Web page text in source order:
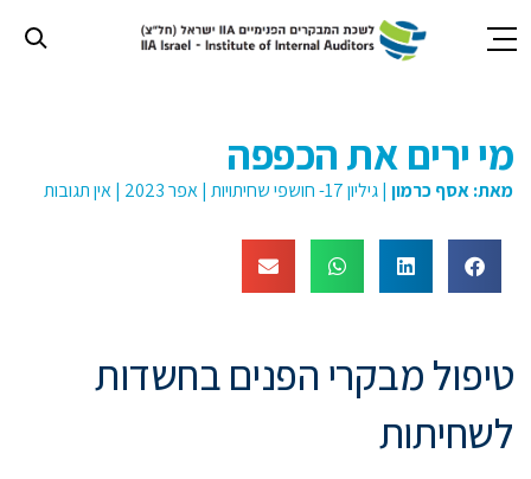
דף
אינטרנט,
לחץ
מי ירים את הכפפה
מאת:אסף כרמון |גיליון 17- חושפי שחיתויות |אפר 2023 |אין תגובות
טיפול מבקרי הפנים בחשדות
לשחיתות